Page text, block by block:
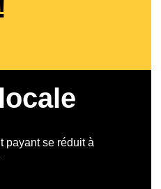
payant se réduit à